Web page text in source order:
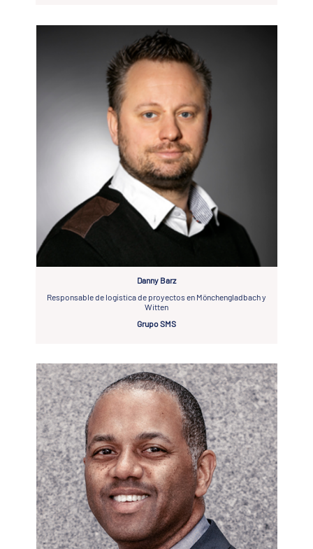
Danny Barz
Responsable de logística de proyectos en Mönchengladbach y
Witten
Grupo SMS